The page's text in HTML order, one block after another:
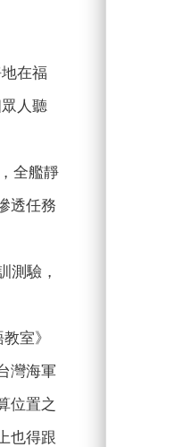
在福
人聽
全艦靜
透任務
測驗，
室》
灣海軍
位置之
也得跟